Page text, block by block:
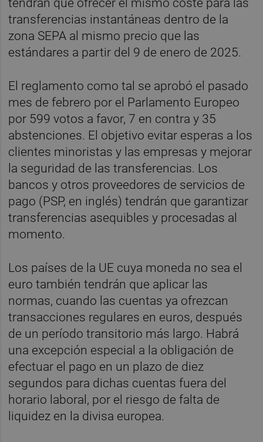
transferencias instantáneas dentro de la
zona SEPA al mismo precio que las
estándares a partir del 9 de enero de 2025.
El reglamento como tal se aprobó el pasado
mes de febrero por el Parlamento Europeo
por 599 votos a favor, 7 en contra y 35
abstenciones. El objetivo evitar esperas a los
clientes minoristas y las empresas y mejorar
la seguridad de las transferencias. Los
bancos y otros proveedores de servicios de
pago (PSP, en inglés) tendrán que garantizar
transferencias asequibles y procesadas al
momento.
Los países de la UE cuya moneda no sea el
euro también tendrán que aplicar las
normas, cuando las cuentas ya ofrezcan
transacciones regulares en euros, después
de un período transitorio más largo. Habrá
una excepción especial a la obligación de
efectuar el pago en un plazo de diez
segundos para dichas cuentas fuera del
horario laboral, por el riesgo de falta de
liquidez en la divisa europea.